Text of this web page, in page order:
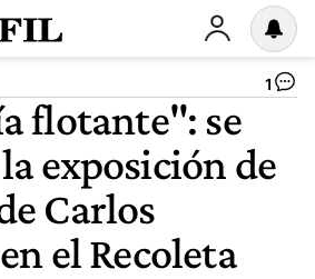
1
flotante": se
exposición de
Carlos
el Recoleta